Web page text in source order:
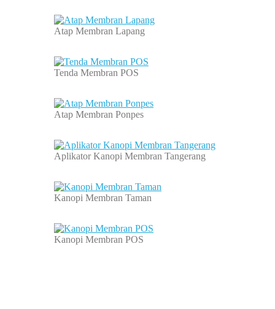
Atap Membran Lapang
Tenda Membran POS
Atap Membran Ponpes
Aplikator Kanopi Membran Tangerang
Kanopi Membran Taman
Kanopi Membran POS